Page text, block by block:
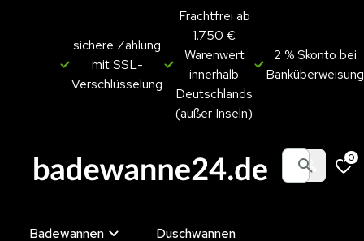
sichere Zahlung
mit SSL-
Verschlüsselung
Frachtfrei ab
1.750 €
Warenwert
innerhalb
Deutschlands
(außer Inseln)
2 % Skonto bei
Banküberweisung
0
Badewannen
Duschwannen